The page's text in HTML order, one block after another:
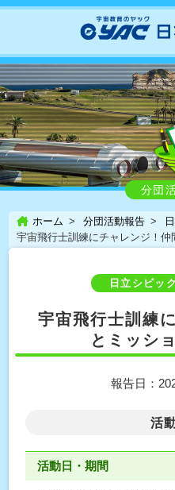
分団
ホーム 分団活動報告
宇宙飛行士訓練にチャレンジ！仲
日立シビッ
宇宙飛行士訓練
とミッシ
報告日：
活
活動日・期間